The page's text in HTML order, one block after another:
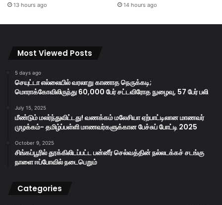
13 hours ago 14 hours ago
Most Viewed Posts
5 days ago
செயுட்டா எல்லையில் வரலாறு காணாத நெருக்கடி;
மொராக்கோவிலிருந்து 60,000 பேர் சட்டவிரோத நுழைவு, 57 பேர் பலி
July 15, 2025
மீண்டும் மலர்ந்துவிட்டது! வணக்கம் மலேசியா ஏற்பாட்டிலான மாணவர்
முழக்கம்- தமிழ்ப்பள்ளி மாணவர்களுக்கான பேச்சுப் போட்டி 2025
October 9, 2025
சிங்கப்பூரில் தூக்கிலிடப்பட்ட பன்னீர் செல்வத்தின் நல்லடக்கச் சடங்கு
நாளை ஈப்போவில் நடைபெறும்
Categories